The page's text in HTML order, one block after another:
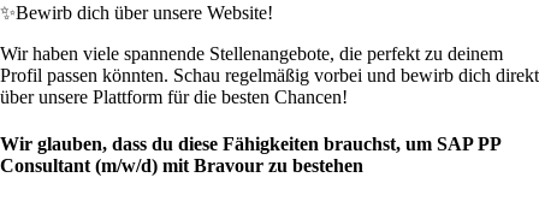
✨Bewirb dich über unsere Website!
Wir haben viele spannende Stellenangebote, die perfekt zu deinem
Profil passen könnten. Schau regelmäßig vorbei und bewirb dich direkt
über unsere Plattform für die besten Chancen!
Wir glauben, dass du diese Fähigkeiten brauchst, um SAP PP
Consultant (m/w/d) mit Bravour zu bestehen